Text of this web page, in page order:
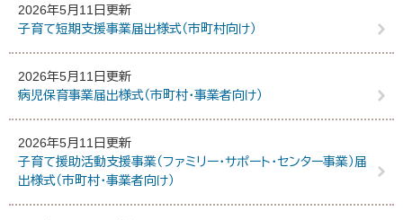
2026年5月11日更新
子育て短期支援事業届出様式（市町村向け）
2026年5月11日更新
病児保育事業届出様式（市町村・事業者向け）
2026年5月11日更新
子育て援助活動支援事業（ファミリー・サポート・センター事業）届
出様式（市町村・事業者向け）